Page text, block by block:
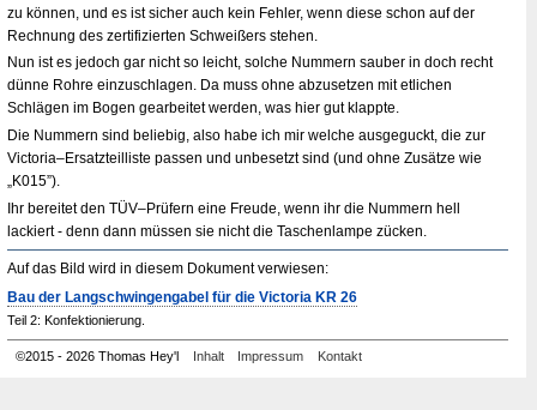
zu können, und es ist sicher auch kein Fehler, wenn diese schon auf der
Rechnung des zertifizierten Schweißers stehen.
Nun ist es jedoch gar nicht so leicht, solche Nummern sauber in doch recht
dünne Rohre einzuschlagen. Da muss ohne abzusetzen mit etlichen
Schlägen im Bogen gearbeitet werden, was hier gut klappte.
Die Nummern sind beliebig, also habe ich mir welche ausgeguckt, die zur
Victoria–Ersatzteilliste passen und unbesetzt sind (und ohne Zusätze wie
„K015”).
Ihr bereitet den TÜV–Prüfern eine Freude, wenn ihr die Nummern hell
lackiert - denn dann müssen sie nicht die Taschenlampe zücken.
Auf das Bild wird in diesem Dokument verwiesen:
Bau der Langschwingengabel für die Victoria KR 26
Teil 2: Konfektionierung.
©2015 - 2026 Thomas Hey'l Inhalt Impressum Kontakt